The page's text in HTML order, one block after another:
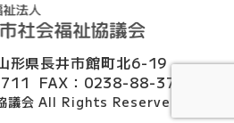
形県長井市館町北6-19
FAX：0238-88-3712
議会 All Rights Reserved.